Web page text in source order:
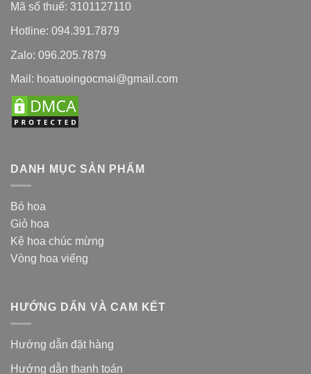
Mã số thuế: 3101127110
Hotline: 094.391.7879
Zalo: 096.205.7879
Mail: hoatuoingocmai@gmail.com
DANH MỤC SẢN PHẨM
Bó hoa
Giỏ hoa
Kệ hoa chúc mừng
Vòng hoa viếng
HƯỚNG DẨN VÀ CAM KẾT
Hướng dẫn đặt hàng
Hướng dẫn thanh toán